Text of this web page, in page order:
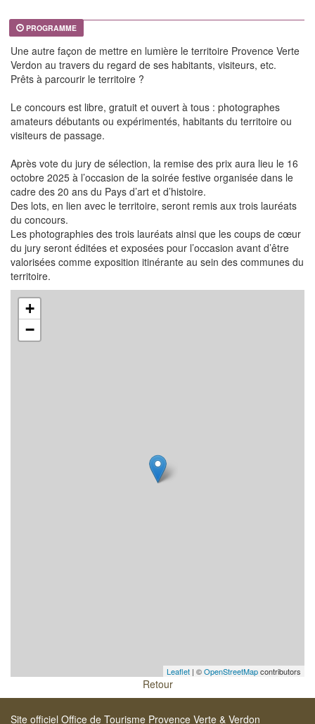
PROGRAMME
Une autre façon de mettre en lumière le territoire Provence Verte
Verdon au travers du regard de ses habitants, visiteurs, etc.
Prêts à parcourir le territoire ?
Le concours est libre, gratuit et ouvert à tous : photographes
amateurs débutants ou expérimentés, habitants du territoire ou
visiteurs de passage.
Après vote du jury de sélection, la remise des prix aura lieu le 16
octobre 2025 à l’occasion de la soirée festive organisée dans le
cadre des 20 ans du Pays d’art et d’histoire.
Des lots, en lien avec le territoire, seront remis aux trois lauréats
du concours.
Les photographies des trois lauréats ainsi que les coups de cœur
du jury seront éditées et exposées pour l’occasion avant d’être
valorisées comme exposition itinérante au sein des communes du
territoire.
+
−
Leaflet | ©OpenStreetMapcontributors
Retour
Site officiel Office de Tourisme Provence Verte & Verdon